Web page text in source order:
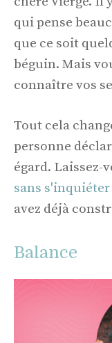
qui pense
que ce soit
béguin. Mais
connaître vos
Tout cela
personne
égard. Laissez-
sans s'inquiéter
avez déjà
Balance